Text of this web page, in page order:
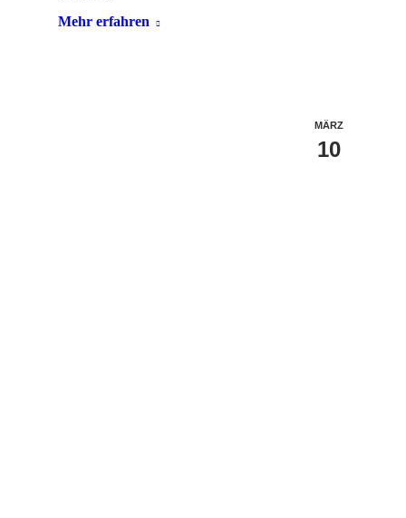
Mehr erfahren
MÄRZ
10